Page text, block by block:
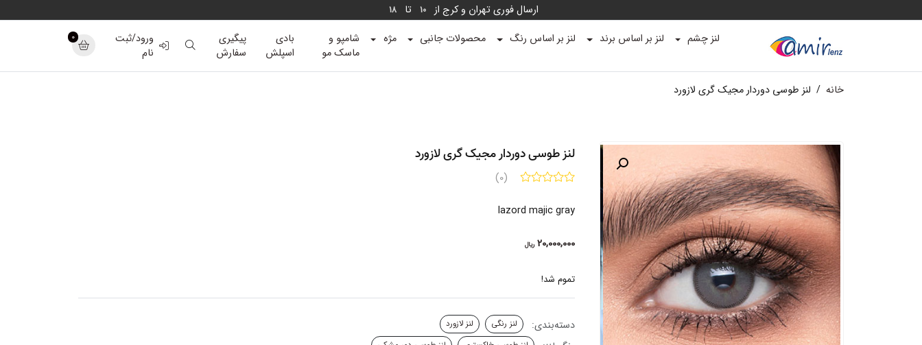
ارسال فوری تهران و کرج از 10 تا 18
لنز چشم لنز بر اساس برند لنز بر اساس رنگ محصولات جانبی مژه
شامپو و
ماسک مو
بادی
اسپلش
پیگیری
سفارش
ورود/ثبت
نام
0
خانه / لنز طوسی دوردار مجیک گری لازورد
لنز طوسی دوردار مجیک گری لازورد
(0)
lazord majic gray
20,000,000 ریال
تموم شد!
دسته‌بندی: لنز رنگی لنز لازورد